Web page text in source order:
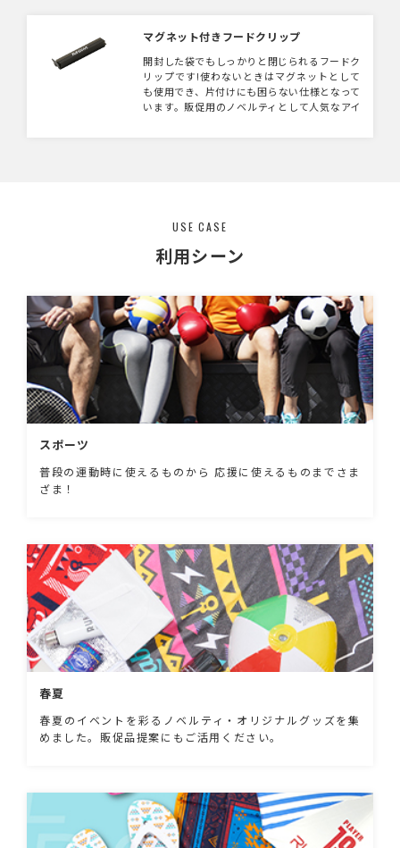
マグネット付きフードクリップ
開封した袋でもしっかりと閉じられるフードク
リップです!使わないときはマグネットとして
も使用でき、片付けにも困らない仕様となって
います。販促用のノベルティとして人気なアイ
USE CASE
利用シーン
スポーツ
普段の運動時に使えるものから 応援に使えるものまでさま
ざま！
春夏
春夏のイベントを彩るノベルティ・オリジナルグッズを集
めました。販促品提案にもご活用ください。